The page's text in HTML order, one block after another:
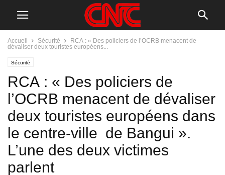
Accueil Sécurité
RCA : « Des policiers de l’OCRB menacent de
dévaliser deux touristes européens...
Sécurité
RCA : « Des policiers de
l’OCRB menacent de dévaliser
deux touristes européens dans
le centre-ville de Bangui ».
L’une des deux victimes
parlent